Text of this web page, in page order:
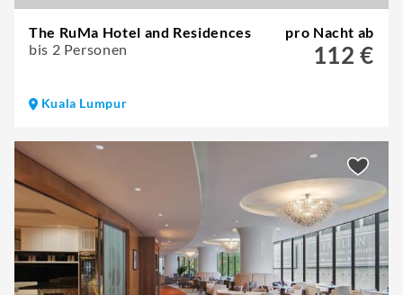
The RuMa Hotel and Residences
bis 2 Personen
pro Nacht ab
112 €
Kuala Lumpur